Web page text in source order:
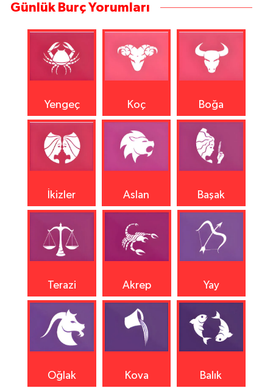
Günlük Burç Yorumları
Yengeç Koç Boğa
İkizler Aslan Başak
Terazi Akrep Yay
Oğlak Kova Balık